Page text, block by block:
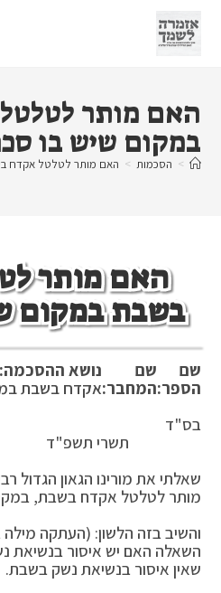
content
האם מותר
במקום שיש בו
> הסכמות > האם מותר לטלטל אקדח
האם מותר
בשבת במקום
שם
הספר:
שם
המחבר:
נושא ההסכמה:
אקדח בשבת
תשרי תשפ"ד
שאלתי את מורינו הגאון הגדול
מותר לטלטל אקדח בשבת,
והשיב בזה הלשון: (העתקה מילה
השאלה האם יש איסור בנשיאת
שאין איסור בנשיאת נשק בשבת.